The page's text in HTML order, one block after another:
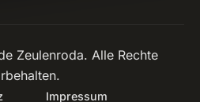
Zeulenroda. Alle Rechte
Impressum